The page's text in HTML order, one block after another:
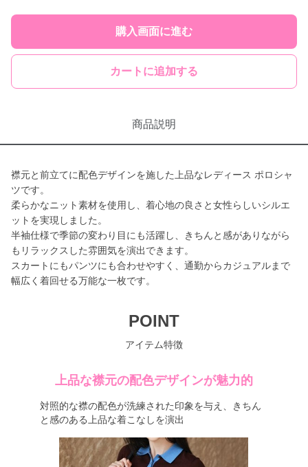
購入画面に進む
カートに追加する
商品説明
襟元と前立てに配色デザインを施した上品なレディース ポロシャ
ツです。
柔らかなニット素材を使用し、着心地の良さと女性らしいシルエ
ットを実現しました。
半袖仕様で季節の変わり目にも活躍し、きちんと感がありながら
もリラックスした雰囲気を演出できます。
スカートにもパンツにも合わせやすく、通勤からカジュアルまで
幅広く着回せる万能な一枚です。
POINT
アイテム特徴
上品な襟元の配色デザインが魅力的
対照的な襟の配色が洗練された印象を与え、きちん
と感のある上品な着こなしを演出